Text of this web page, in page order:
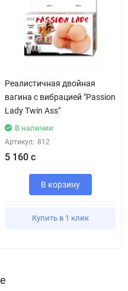
Реалистичная двойная
вагина с вибрацией "Passion
Lady Twin Ass"
В наличии
Артикул: 812
5 160 с
В корзину
Купить в 1 клик